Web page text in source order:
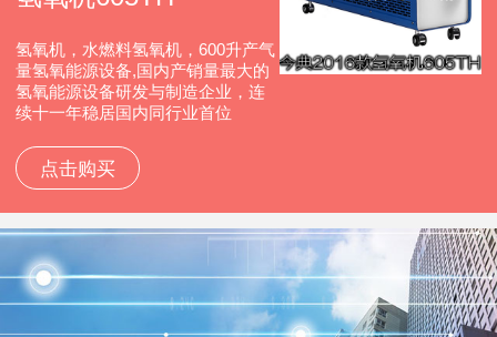
氢氧机，水燃料氢氧机，600升产气
量氢氧能源设备,国内产销量最大的
氢氧能源设备研发与制造企业，连
续十一年稳居国内同行业首位
点击购买